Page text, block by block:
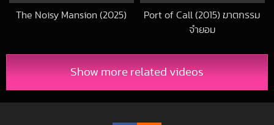
The Noisy Mansion (2025)
Port of Call (2015) ฆาตกรรม
จำยอม
Show more related videos